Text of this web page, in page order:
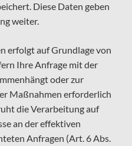
Diese Daten geben
weiter.
erfolgt auf Grundlage von
Ihre Anfrage mit der
oder zur
Maßnahmen erforderlich
die Verarbeitung auf
an der effektiven
Anfragen (Art. 6 Abs.